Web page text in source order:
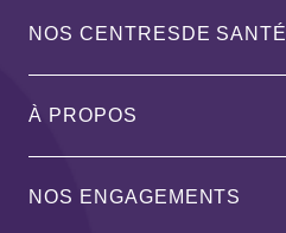
NOS CENTRESDE SANTÉ
À PROPOS
NOS ENGAGEMENTS